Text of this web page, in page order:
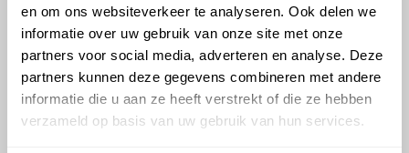
en om ons websiteverkeer te analyseren. Ook delen we
informatie over uw gebruik van onze site met onze
partners voor social media, adverteren en analyse. Deze
partners kunnen deze gegevens combineren met andere
informatie die u aan ze heeft verstrekt of die ze hebben
verzameld op basis van uw gebruik van hun services.
pro_cee'd?
Hoe vaak moet de motorolie ververst
worden bij een Kia pro_cee'd?